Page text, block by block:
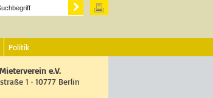
Politik
e.V.
1 · 10777 Berlin